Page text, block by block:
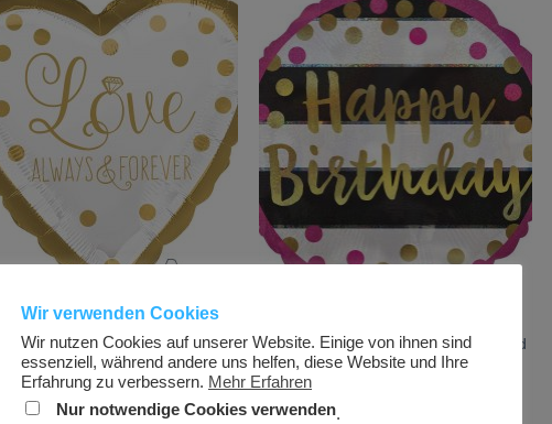
wishlist
& JUBILÄUM
Herz Love Always &
Gold Wedding
Add to
wishlist
Folienballon Happy Birthday Pink Gold
Meilenstein Konfetti Party
1,99€
Wir verwenden Cookies
Wir nutzen Cookies auf unserer Website. Einige von ihnen sind
essenziell, während andere uns helfen, diese Website und Ihre
Erfahrung zu verbessern. Mehr Erfahren
Nur notwendige Cookies verwenden.